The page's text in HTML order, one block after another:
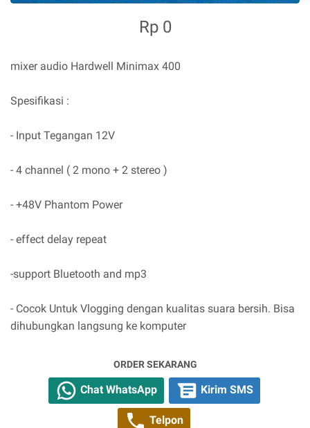
Rp 0
mixer audio Hardwell Minimax 400
Spesifikasi :
- Input Tegangan 12V
- 4 channel ( 2 mono + 2 stereo )
- +48V Phantom Power
- effect delay repeat
-support Bluetooth and mp3
- Cocok Untuk Vlogging dengan kualitas suara bersih. Bisa
dihubungkan langsung ke komputer
ORDER SEKARANG
Chat WhatsApp Kirim SMS
Telpon